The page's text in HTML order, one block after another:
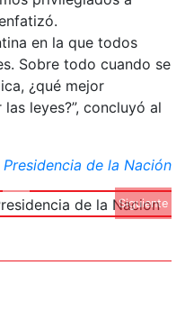
en la que todos
Sobre todo cuando se
¿qué mejor
leyes?”, concluyó al
Presidencia de la Nación
Siguiente